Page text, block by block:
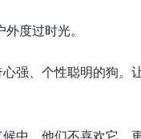
度过时光。
强、个性聪明的狗。